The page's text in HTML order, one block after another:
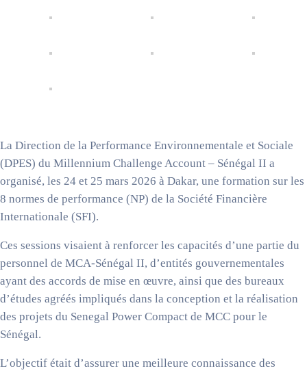
La Direction de la Performance Environnementale et Sociale
(DPES) du Millennium Challenge Account – Sénégal II a
organisé, les 24 et 25 mars 2026 à Dakar, une formation sur les
8 normes de performance (NP) de la Société Financière
Internationale (SFI).
Ces sessions visaient à renforcer les capacités d’une partie du
personnel de MCA-Sénégal II, d’entités gouvernementales
ayant des accords de mise en œuvre, ainsi que des bureaux
d’études agréés impliqués dans la conception et la réalisation
des projets du Senegal Power Compact de MCC pour le
Sénégal.
L’objectif était d’assurer une meilleure connaissance des